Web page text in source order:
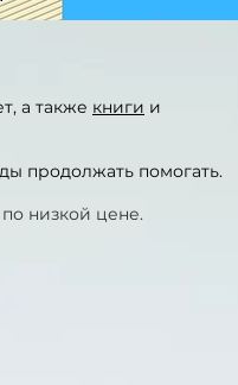
а также книги и
продолжать помогать.
низкой цене.